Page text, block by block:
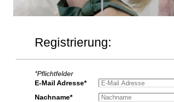
Registrierung:
*Pflichtfelder
E-Mail Adresse*
Nachname*